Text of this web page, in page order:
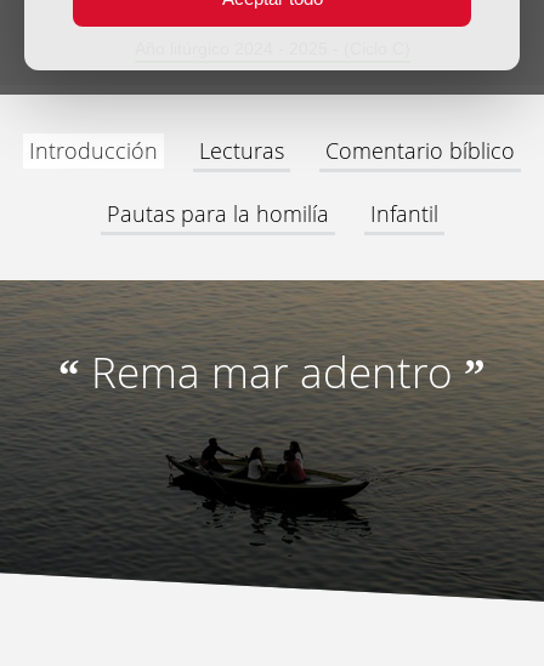
Introducción Lecturas Comentario bíblico
Pautas para la homilía Infantil
“Rema mar adentro”